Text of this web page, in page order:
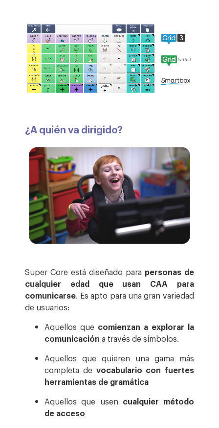
¿A quién va dirigido?
Super Core está diseñado para personas de
cualquier edad que usan CAA para
comunicarse. Es apto para una gran variedad
de usuarios:
Aquellos que comienzan a explorar la
comunicación a través de símbolos.
Aquellos que quieren una gama más
completa de vocabulario con fuertes
herramientas de gramática
Aquellos que usen cualquier método
de acceso